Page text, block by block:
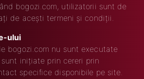
bogozi.com, utilizatorii sunt de
de acești termeni și condiții.
ului
bogozi.com nu sunt executate
inițiate prin cereri prin
specifice disponibile pe site.